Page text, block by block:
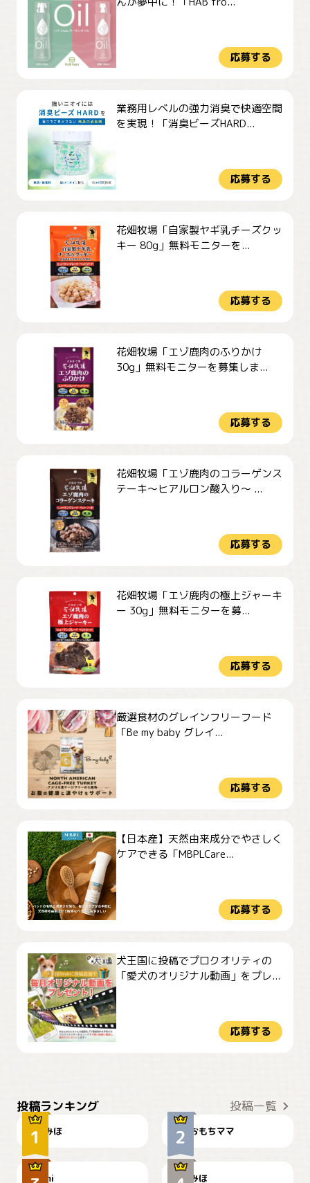
応募する
業務用レベルの強力消臭で快適空間
を実現！「消臭ビーズHARD...
応募する
花畑牧場「自家製ヤギ乳チーズクッ
キー 80g」無料モニターを...
応募する
花畑牧場「エゾ鹿肉のふりかけ
30g」無料モニターを募集しま...
応募する
花畑牧場「エゾ鹿肉のコラーゲンス
テーキ～ヒアルロン酸入り～ ...
応募する
花畑牧場「エゾ鹿肉の極上ジャーキ
ー 30g」無料モニターを募...
応募する
厳選食材のグレインフリーフード
「Be my baby グレイ...
応募する
【日本産】天然由来成分でやさしく
ケアできる「MBPLCare...
応募する
犬王国に投稿でプロクオリティの
「愛犬のオリジナル動画」をプレ...
応募する
投稿ランキング 投稿一覧
みほ おもちママ
可愛い？
mi
見てるぞぉ
みほ
ドーベルマンのお友達邸に